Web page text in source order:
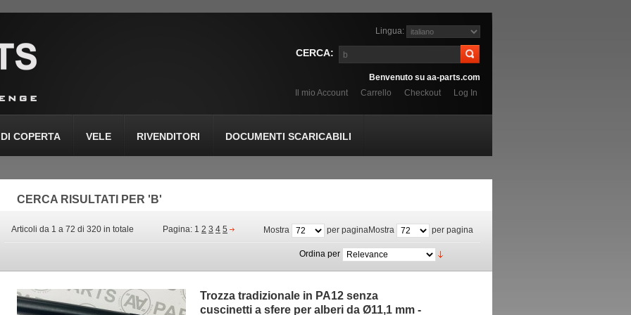
Lingua:
CERCA:
Benvenuto su aa-parts.com
Il mio Account
Carrello Checkout Log In
COPERTA VELE RIVENDITORI DOCUMENTI SCARICABILI
CERCA RISULTATI PER 'B'
Articoli da 1 a 72 di 320 in totale Mostra per pagina
Mostra per pagina
Pagina: 1 2 3 4 5
Ordina per
Trozza tradizionale in PA12 senza
cuscinetti a sfere per alberi da Ø11,1 mm -